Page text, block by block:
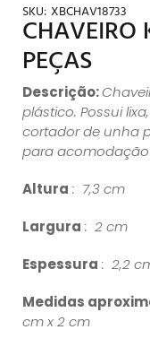
SKU: XBCHAV18733
CHAVEIRO
PEÇAS
Descrição:
plástico. Possui
cortador de unha
para
Altura : 7,3 cm
Largura : 2 cm
Espessura : 2,2
Medidas
cm x 2 cm